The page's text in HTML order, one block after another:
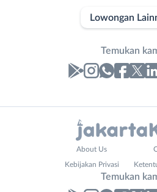
Lowongan
Temukan
About Us
Kebijakan Privasi
Temukan